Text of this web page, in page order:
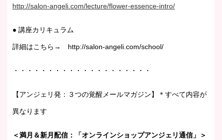
http://salon-angeli.com/lecture/flower-essence-intro/
● 講座カリキュラム
詳細はこちら→ http://salon-angeli.com/school/
・・・・・・・・・・・・・・・・・・・・
【アンジェリ発：３つの覚醒メールマガジン】＊すべて内容が
異なります
＜満月＆新月配信：「オンラインショップアンジェリ通信」＞